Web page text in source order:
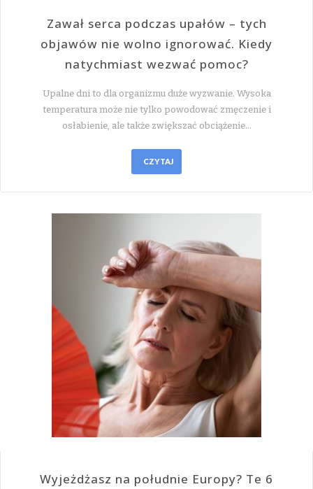
Zawał serca podczas upałów – tych
objawów nie wolno ignorować. Kiedy
natychmiast wezwać pomoc?
Upalne dni to dla organizmu duże wyzwanie. Wysoka
temperatura może nie tylko powodować zmęczenie i
osłabienie, ale także zwiększać obciążenie…
CZYTAJ
Wyjeżdżasz na południe Europy? Te 6